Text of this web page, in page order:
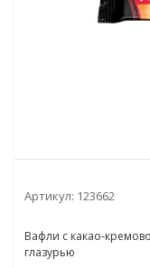
Артикул: 123662
Вафли с какао-
глазурью